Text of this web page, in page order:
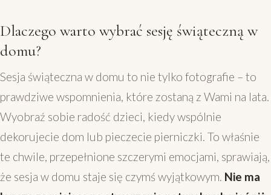
Dlaczego warto wybrać sesję świąteczną w
domu?
Sesja świąteczna w domu to nie tylko fotografie – to
prawdziwe wspomnienia, które zostaną z Wami na lata.
Wyobraź sobie radość dzieci, kiedy wspólnie
dekorujecie dom lub pieczecie pierniczki. To właśnie
te chwile, przepełnione szczerymi emocjami, sprawiają,
że sesja w domu staje się czymś wyjątkowym. Nie ma